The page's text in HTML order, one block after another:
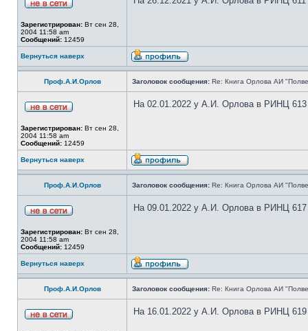
Зарегистрирован: Вт сен 28,
2004 11:58 am
Сообщений: 12459
Вернуться наверх
Проф.А.И.Орлов Заголовок сообщения: Re: Книга Орлова АИ
Зарегистрирован: Вт сен 28,
2004 11:58 am
Сообщений: 12459
На 02.01.2022 у А.И. Орлова в РИНЦ 613
Вернуться наверх
Проф.А.И.Орлов Заголовок сообщения: Re: Книга Орлова АИ
Зарегистрирован: Вт сен 28,
2004 11:58 am
Сообщений: 12459
На 09.01.2022 у А.И. Орлова в РИНЦ 617
Вернуться наверх
Проф.А.И.Орлов Заголовок сообщения: Re: Книга Орлова АИ
На 16.01.2022 у А.И. Орлова в РИНЦ 619